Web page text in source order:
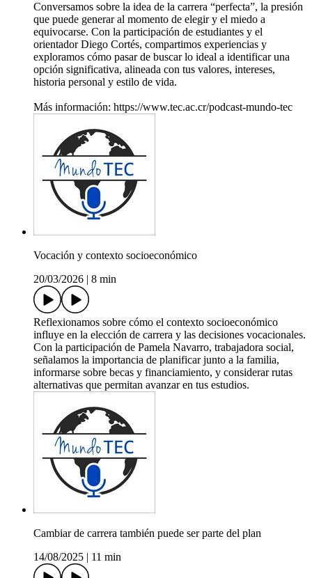
Conversamos sobre la idea de la carrera “perfecta”, la presión
que puede generar al momento de elegir y el miedo a
equivocarse. Con la participación de estudiantes y el
orientador Diego Cortés, compartimos experiencias y
exploramos cómo pasar de buscar lo ideal a identificar una
opción significativa, alineada con tus valores, intereses,
historia personal y estilo de vida.
Más información: https://www.tec.ac.cr/podcast-mundo-tec
Vocación y contexto socioeconómico
20/03/2026
8 min
Reflexionamos sobre cómo el contexto socioeconómico
influye en la elección de carrera y las decisiones vocacionales.
Con la participación de Pamela Navarro, trabajadora social,
señalamos la importancia de planificar junto a la familia,
informarse sobre becas y financiamiento, y considerar rutas
alternativas que permitan avanzar en tus estudios.
Cambiar de carrera también puede ser parte del plan
14/08/2025
11 min